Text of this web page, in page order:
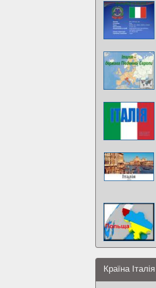
Країна Італія